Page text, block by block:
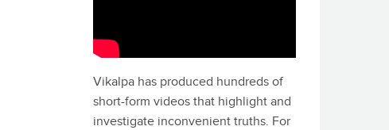
Vikalpa has produced hundreds of
short-form videos that highlight and
investigate inconvenient truths. For